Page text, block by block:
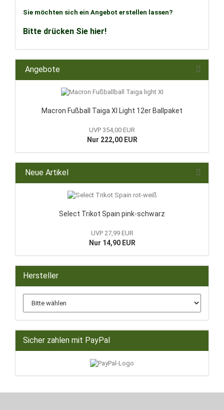
Sie möchten sich ein Angebot erstellen lassen?
Bitte drücken Sie hier!
Angebote
Macron Fußball Taiga XI Light 12er Ballpaket
UVP 354,00 EUR
Nur 222,00 EUR
Neue Artikel
Select Trikot Spain pink-schwarz
UVP 27,99 EUR
Nur 14,90 EUR
Hersteller
Sicher zahlen mit PayPal